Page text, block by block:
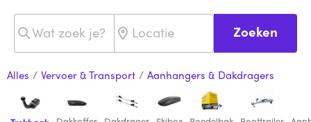
Zoeken
Alles / Vervoer & Transport / Aanhangers & Dakdragers